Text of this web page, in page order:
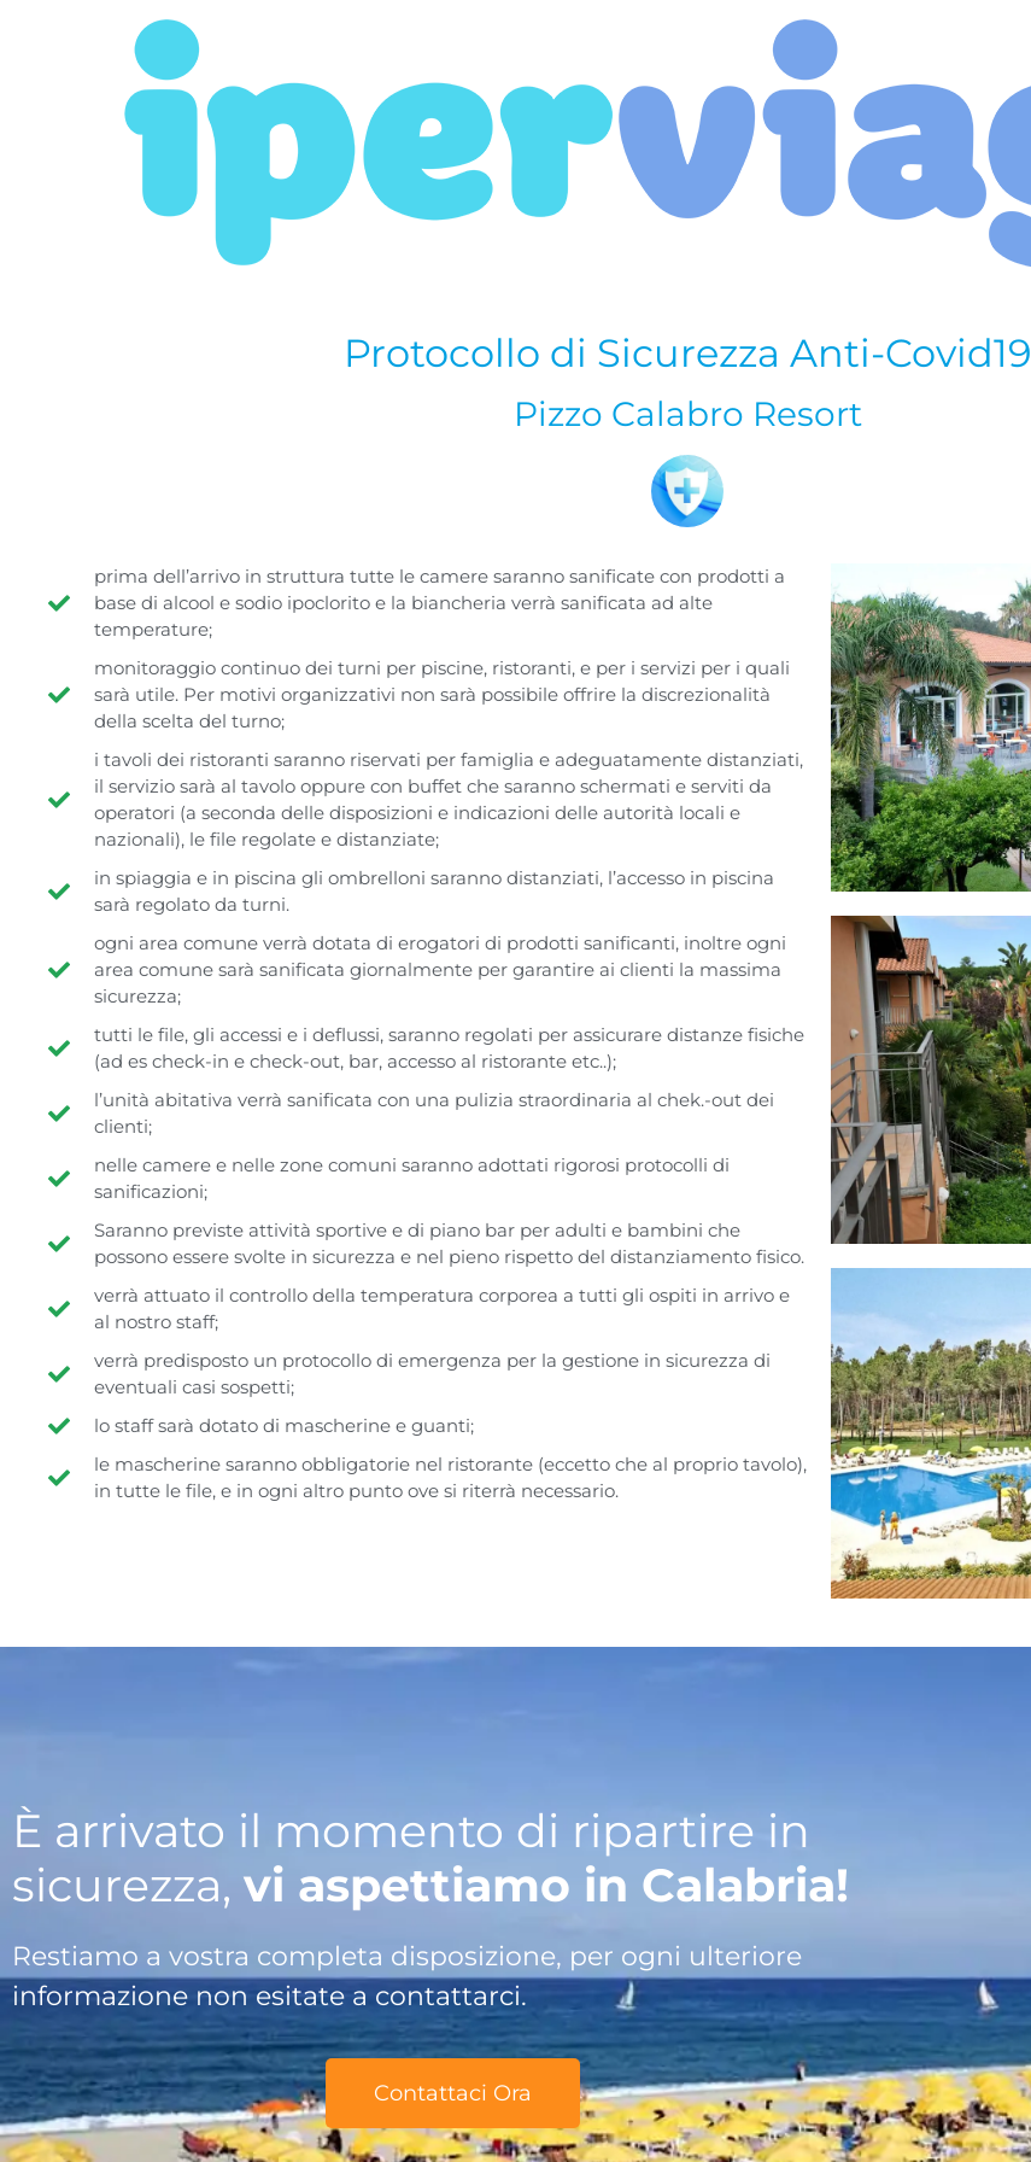
Protocollo di Sicurezza Anti-Covid19
Pizzo Calabro Resort
prima dell’arrivo in struttura tutte le camere saranno sanificate con prodotti a
base di alcool e sodio ipoclorito e la biancheria verrà sanificata ad alte
temperature;
monitoraggio continuo dei turni per piscine, ristoranti, e per i servizi per i quali
sarà utile. Per motivi organizzativi non sarà possibile offrire la discrezionalità
della scelta del turno;
i tavoli dei ristoranti saranno riservati per famiglia e adeguatamente distanziati,
il servizio sarà al tavolo oppure con buffet che saranno schermati e serviti da
operatori (a seconda delle disposizioni e indicazioni delle autorità locali e
nazionali), le file regolate e distanziate;
in spiaggia e in piscina gli ombrelloni saranno distanziati, l’accesso in piscina
sarà regolato da turni.
ogni area comune verrà dotata di erogatori di prodotti sanificanti, inoltre ogni
area comune sarà sanificata giornalmente per garantire ai clienti la massima
sicurezza;
tutti le file, gli accessi e i deflussi, saranno regolati per assicurare distanze fisiche
(ad es check-in e check-out, bar, accesso al ristorante etc..);
l’unità abitativa verrà sanificata con una pulizia straordinaria al chek.-out dei
clienti;
nelle camere e nelle zone comuni saranno adottati rigorosi protocolli di
sanificazioni;
Saranno previste attività sportive e di piano bar per adulti e bambini che
possono essere svolte in sicurezza e nel pieno rispetto del distanziamento fisico.
verrà attuato il controllo della temperatura corporea a tutti gli ospiti in arrivo e
al nostro staff;
verrà predisposto un protocollo di emergenza per la gestione in sicurezza di
eventuali casi sospetti;
lo staff sarà dotato di mascherine e guanti;
le mascherine saranno obbligatorie nel ristorante (eccetto che al proprio tavolo),
in tutte le file, e in ogni altro punto ove si riterrà necessario.
È arrivato il momento di ripartire in
sicurezza, vi aspettiamo in Calabria!
Restiamo a vostra completa disposizione, per ogni ulteriore
informazione non esitate a contattarci.
Contattaci Ora